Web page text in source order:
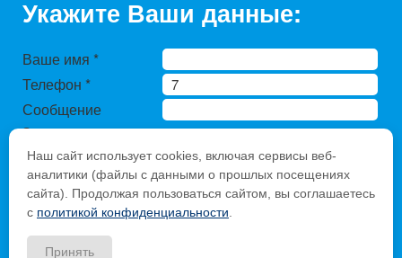
Укажите Ваши данные:
Ваше имя *
Телефон *
Сообщение
Защита от
автоматического
заполнения
Введите слово с
картинки*:
Наш сайт использует cookies, включая сервисы веб-
аналитики (файлы с данными о прошлых посещениях
сайта). Продолжая пользоваться сайтом, вы соглашаетесь
с политикой конфиденциальности
Принять